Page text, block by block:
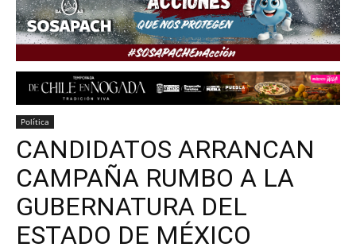
Política
CANDIDATOS ARRANCAN
CAMPAÑA RUMBO A LA
GUBERNATURA DEL
ESTADO DE MÉXICO